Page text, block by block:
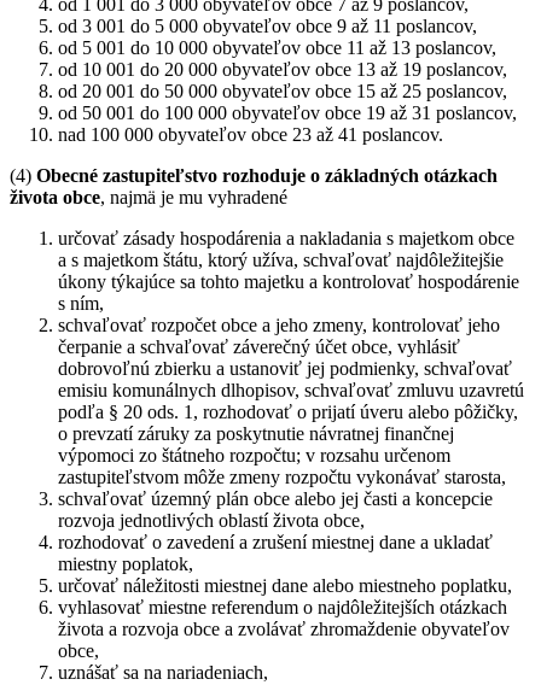
od 3 001 do 5 000 obyvateľov obce 9 až 11 poslancov,
od 5 001 do 10 000 obyvateľov obce 11 až 13 poslancov,
od 10 001 do 20 000 obyvateľov obce 13 až 19 poslancov,
od 20 001 do 50 000 obyvateľov obce 15 až 25 poslancov,
od 50 001 do 100 000 obyvateľov obce 19 až 31 poslancov,
nad 100 000 obyvateľov obce 23 až 41 poslancov.
(4) Obecné zastupiteľstvo rozhoduje o základných otázkach
života obce, najmä je mu vyhradené
určovať zásady hospodárenia a nakladania s majetkom obce
a s majetkom štátu, ktorý užíva, schvaľovať najdôležitejšie
úkony týkajúce sa tohto majetku a kontrolovať hospodárenie
s ním,
schvaľovať rozpočet obce a jeho zmeny, kontrolovať jeho
čerpanie a schvaľovať záverečný účet obce, vyhlásiť
dobrovoľnú zbierku a ustanoviť jej podmienky, schvaľovať
emisiu komunálnych dlhopisov, schvaľovať zmluvu uzavretú
podľa § 20 ods. 1, rozhodovať o prijatí úveru alebo pôžičky,
o prevzatí záruky za poskytnutie návratnej finančnej
výpomoci zo štátneho rozpočtu; v rozsahu určenom
zastupiteľstvom môže zmeny rozpočtu vykonávať starosta,
schvaľovať územný plán obce alebo jej časti a koncepcie
rozvoja jednotlivých oblastí života obce,
rozhodovať o zavedení a zrušení miestnej dane a ukladať
miestny poplatok,
určovať náležitosti miestnej dane alebo miestneho poplatku,
vyhlasovať miestne referendum o najdôležitejších otázkach
života a rozvoja obce a zvolávať zhromaždenie obyvateľov
obce,
uznášať sa na nariadeniach,